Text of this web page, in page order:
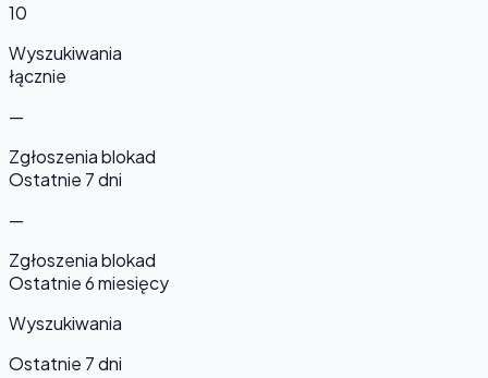
10
Wyszukiwania
łącznie
—
Zgłoszenia blokad
Ostatnie 7 dni
—
Zgłoszenia blokad
Ostatnie 6 miesięcy
Wyszukiwania
Ostatnie 7 dni